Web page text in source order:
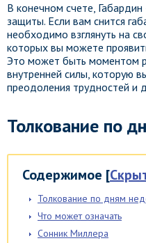
В конечном счете,
защиты. Если вам снится
необходимо взглянуть на
которых вы можете
Это может быть моментом
внутренней силы, которую
преодоления трудностей и
Толкование по
Содержимое [
Толкование по дням
Что может означать
Сонник Миллера